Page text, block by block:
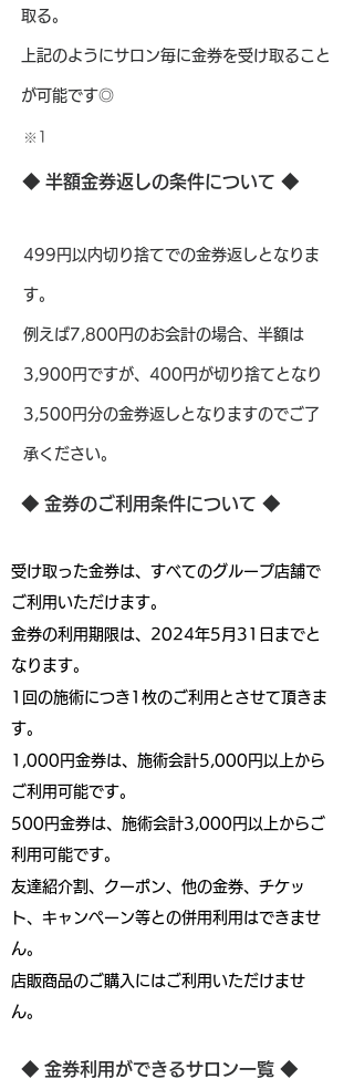
取る。
​上記のようにサロン毎に金券を受け取ること
が可能です◎
※1
◆ 半額金券返しの条件について ◆
499円以内切り捨てでの金券返しとなりま
す。
例えば7,800円のお会計の場合、半額は
3,900円ですが、400円が切り捨てとなり
3,500円分の金券返しとなりますのでご了
承ください。
◆ 金券のご利用条件について ◆
受け取った金券は、すべてのグループ店舗で
ご利用いただけます。
金券の利用期限は、2024年5月31日までと
なります。
1回の施術につき1枚のご利用とさせて頂きま
す。
1,000円金券は、施術会計5,000円以上から
ご利用可能です。
500円金券は、 施術会計3,000円以上からご
利用可能です。
友達紹介割、クーポン、他の金券、チケッ
ト、キャンペーン等との併用利用はできませ
ん。
店販商品のご購入にはご利用いただけませ
ん。
◆ 金券利用ができるサロン一覧 ◆